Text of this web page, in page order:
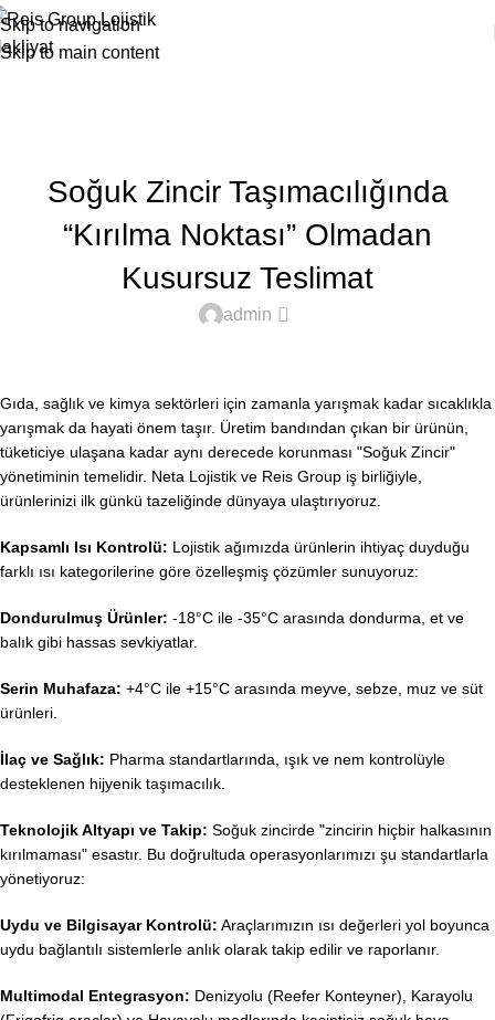
Skip to navigation
Skip to main content
Soğuk Zincir Taşımacılığında
“Kırılma Noktası” Olmadan
Kusursuz Teslimat
admin 0
Gıda, sağlık ve kimya sektörleri için zamanla yarışmak kadar sıcaklıkla
yarışmak da hayati önem taşır. Üretim bandından çıkan bir ürünün,
tüketiciye ulaşana kadar aynı derecede korunması "Soğuk Zincir"
yönetiminin temelidir. Neta Lojistik ve Reis Group iş birliğiyle,
ürünlerinizi ilk günkü tazeliğinde dünyaya ulaştırıyoruz
Kapsamlı Isı Kontrolü: Lojistik ağımızda ürünlerin ihtiyaç duyduğu
farklı ısı kategorilerine göre özelleşmiş çözümler sunuyoruz:
Dondurulmuş Ürünler: -18°C ile -35°C arasında dondurma, et ve
balık gibi hassas sevkiyatlar.
Serin Muhafaza: +4°C ile +15°C arasında meyve, sebze, muz ve süt
ürünleri
İlaç ve Sağlık: Pharma standartlarında, ışık ve nem kontrolüyle
desteklenen hijyenik taşımacılık
Teknolojik Altyapı ve Takip: Soğuk zincirde "zincirin hiçbir halkasının
kırılmaması" esastır. Bu doğrultuda operasyonlarımızı şu standartlarla
yönetiyoruz:
Uydu ve Bilgisayar Kontrolü: Araçlarımızın ısı değerleri yol boyunca
uydu bağlantılı sistemlerle anlık olarak takip edilir ve raporlanır.
Multimodal Entegrasyon: Denizyolu (Reefer Konteyner), Karayolu